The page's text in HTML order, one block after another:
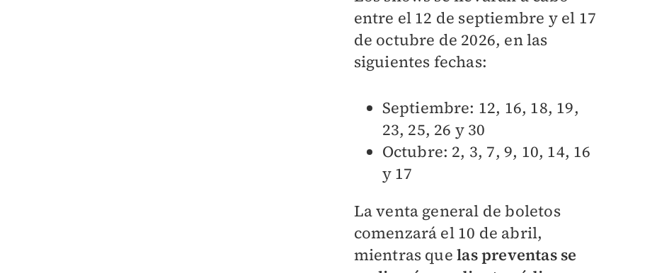
entre el 12 de septiembre y el 17
de octubre de 2026, en las
siguientes fechas:
Septiembre: 12, 16, 18, 19,
23, 25, 26 y 30
Octubre: 2, 3, 7, 9, 10, 14, 16
y 17
La venta general de boletos
comenzará el 10 de abril,
mientras quelas preventas se